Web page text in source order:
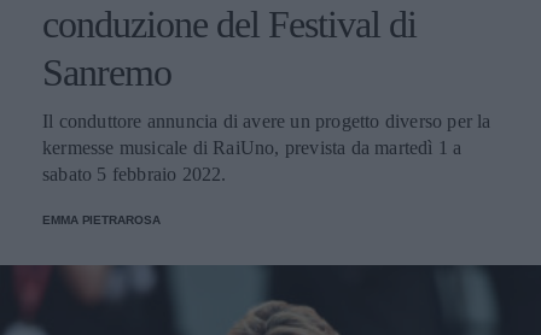
conduzione del Festival di
Sanremo
Il conduttore annuncia di avere un progetto diverso per la
kermesse musicale di RaiUno, prevista da martedì 1 a
sabato 5 febbraio 2022.
EMMA PIETRAROSA